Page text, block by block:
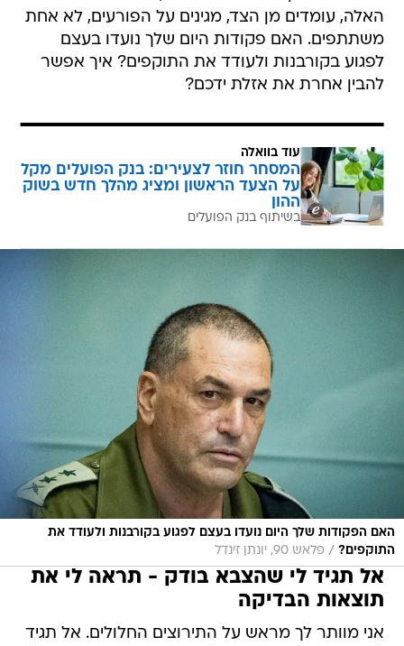
האלה, עומדים מן הצד, מגינים על הפורעים, לא אחת
משתתפים. האם פקודות היום שלך נועדו בעצם
לפגוע בקורבנות ולעודד את התוקפים? איך אפשר
להבין אחרת את אזלת ידכם?
עוד בוואלה
המסחר חוזר לצעירים: בנק הפועלים מקל
על הצעד הראשון ומציג מהלך חדש בשוק
ההון
בשיתוף בנק הפועלים
האם הפקודות שלך היום נועדו בעצם לפגוע בקורבנות ולעודד את
התוקפים? / פלאש 90, יונתן זינדל
אל תגיד לי שהצבא בודק - תראה לי את
תוצאות הבדיקה
אני מוותר לך מראש על התירוצים החלולים. אל תגיד